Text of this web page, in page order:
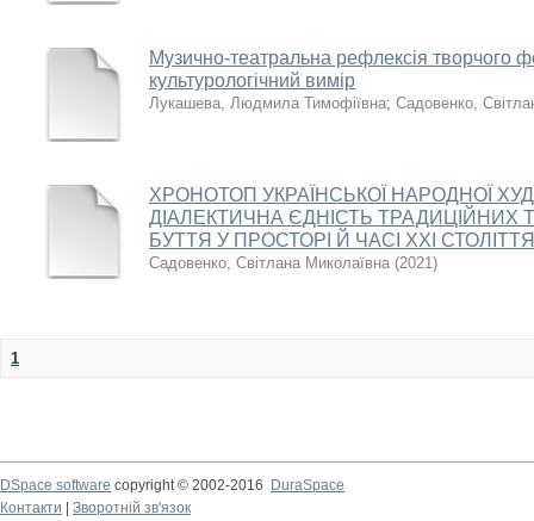
Музично-театральна рефлексія
культурологічний вимір
Лукашева, Людмила Тимофіївна; Садовенко,
XРОНОТОП УКРАЇНСЬКОЇ НАРОДНОЇ
ДІАЛЕКТИЧНА ЄДНІСТЬ ТРАДИЦІЙНИХ
БУТТЯ У ПРОСТОРІ Й ЧАСІ XXI СТОЛІТТЯ
Садовенко, Світлана Миколаївна (2021)
1
DSpace software copyright © 2002-2016
DuraSpace
Контакти
Зворотній зв'язок